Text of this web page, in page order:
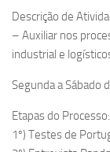
Descrição de
– Auxiliar nos
industrial e
Segunda a Sábado
Etapas do Processo:
1º) Testes de